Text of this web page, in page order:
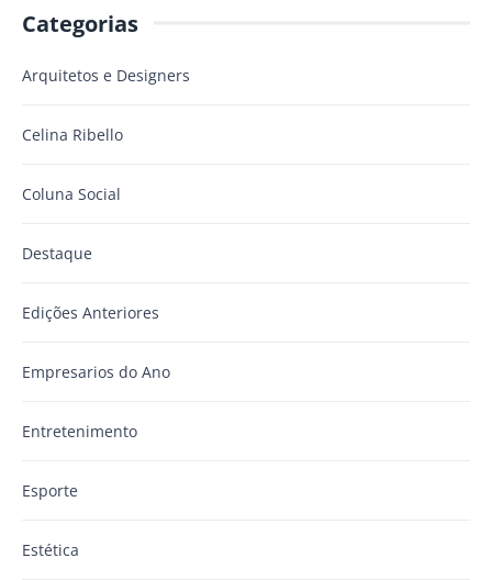
Categorias
Arquitetos e Designers
Celina Ribello
Coluna Social
Destaque
Edições Anteriores
Empresarios do Ano
Entretenimento
Esporte
Estética